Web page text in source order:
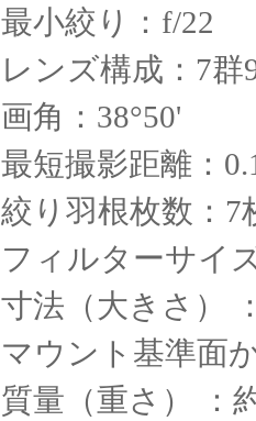
最小絞り：f/22
レンズ構成：7群
画角：38°50'
最短撮影距離：
絞り羽根枚数：7
フィルターサイ
寸法（大きさ）
マウント基準面
質量（重さ） ：